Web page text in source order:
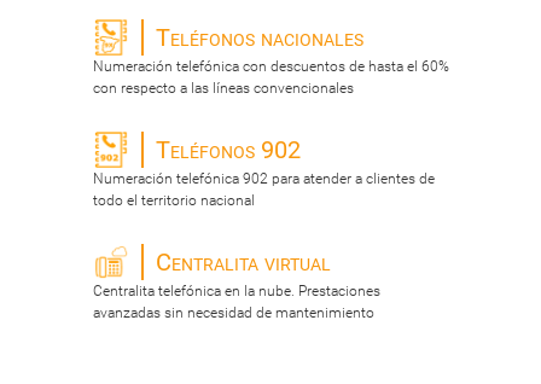
Teléfonos nacionales
Numeración telefónica con descuentos de hasta el 60%
con respecto a las líneas convencionales
Teléfonos 902
Numeración telefónica 902 para atender a clientes de
todo el territorio nacional
Centralita virtual
Centralita telefónica en la nube. Prestaciones
avanzadas sin necesidad de mantenimiento